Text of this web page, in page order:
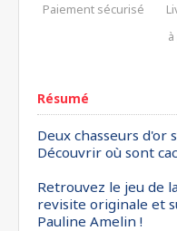
Paiement sécurisé
Résumé
Deux chasseurs d'or
Découvrir où sont
Retrouvez le jeu de
revisite originale et
Pauline Amelin !